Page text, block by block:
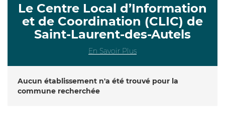
Le Centre Local d’Information
et de Coordination (CLIC) de
Saint-Laurent-des-Autels
En Savoir Plus
Aucun établissement n'a été trouvé pour la
commune recherchée